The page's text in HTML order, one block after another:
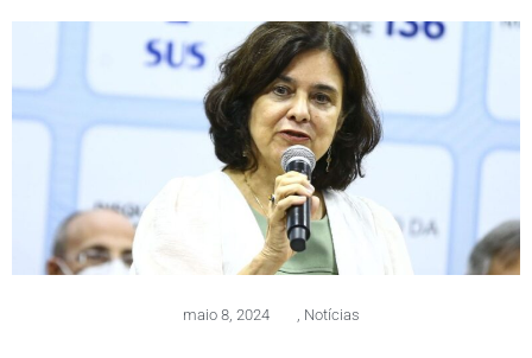
maio 8, 2024 Notícias